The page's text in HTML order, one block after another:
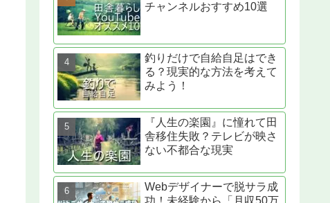
チャンネルおすすめ10選
釣りだけで自給自足はでき
る？現実的な方法を考えて
みよう！
『人生の楽園』に憧れて田
舎移住失敗？テレビが映さ
ない不都合な現実
Webデザイナーで脱サラ成